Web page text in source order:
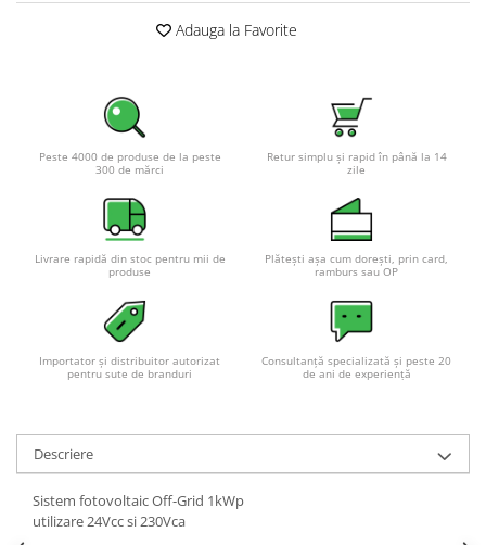
Sisteme de Stocare Comerciale
Sisteme fotovoltaice de putere
mica (rulota/caravan/case de
Sisteme fotovoltaice profesionale
Pachete sisteme fotovoltaice
Statii de incarcare vehicule
Statii de incarcare
Cabluri de incarcare vehicule
Prize de incarcare vehicule
electrice
Accesorii
Turbine eoliene pentru casă
Adauga la Favorite
Peste 4000 de produse de la peste
300 de mărci
Retur simplu și rapid în până la 14
zile
Livrare rapidă din stoc pentru mii de
produse
Plătești așa cum dorești, prin card,
ramburs sau OP
Importator și distribuitor autorizat
pentru sute de branduri
Consultanță specializată și peste 20
de ani de experiență
Descriere
Sistem fotovoltaic Off-Grid 1kWp
utilizare 24Vcc si 230Vca